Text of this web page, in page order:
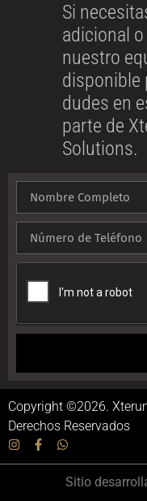
Si
adicional
nuestro
disponible
dudes en
parte de
Solutions.
Copyright ©2026.
Derechos Reservados
Sitio